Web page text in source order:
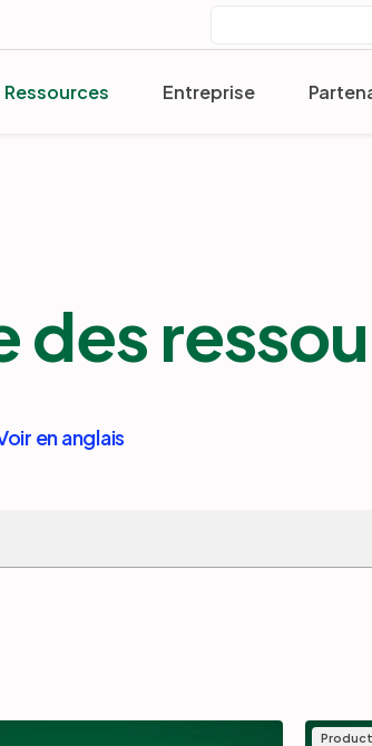
Ressources Entreprise
des
en anglais